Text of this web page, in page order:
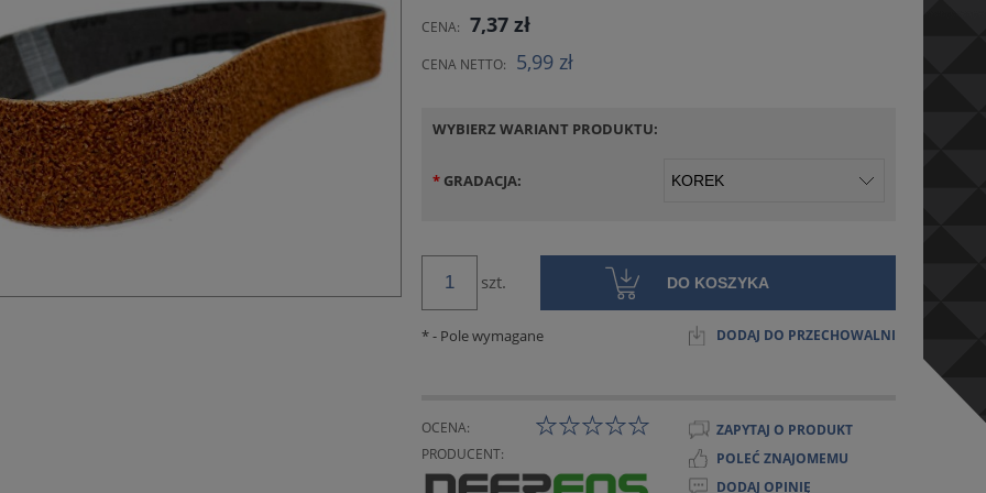
KOSZTÓW PŁATNOŚCI
CENA: 7,37 zł
CENA NETTO: 5,99 zł
WYBIERZ WARIANT PRODUKTU:
* GRADACJA:
szt. DO KOSZYKA
DODAJ DO PRZECHOWALNI
*- Pole wymagane
OCENA:
PRODUCENT:
ZAPYTAJ O PRODUKT
POLEĆ ZNAJOMEMU
DODAJ OPINIĘ